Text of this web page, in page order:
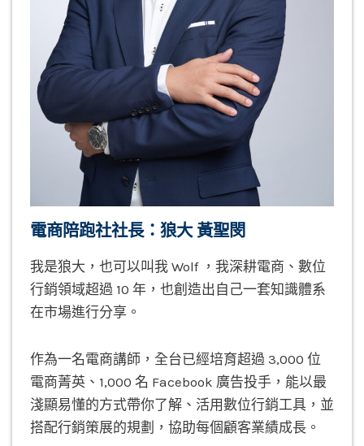
電商陪跑社社長：狼大 黃聖閔
我是狼大，也可以叫我 Wolf ，我深耕電商、數位
行銷領域超過 10 年，也創造出自己一套知識體系
在市場進行分享。
作為一名電商講師，全台已經培育超過 3,000 位
電商菁英、1,000 名 Facebook 廣告投手，能以最
淺顯易懂的方式帶你了解、活用數位行銷工具，並
搭配行銷策展的規劃，協助每個顧客業績成長。